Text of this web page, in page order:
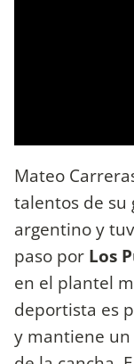
Mateo
talentos de
argentino y
paso por Los
en el plantel
deportista es
y mantiene